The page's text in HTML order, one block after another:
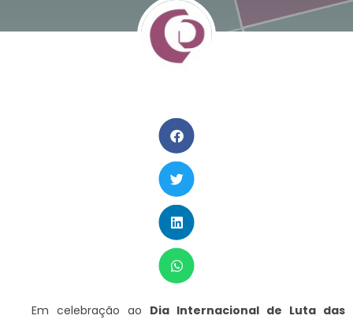
Em celebração ao Dia Internacional de Luta das